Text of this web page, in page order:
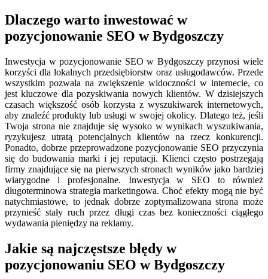
Dlaczego warto inwestować w
pozycjonowanie SEO w Bydgoszczy
Inwestycja w pozycjonowanie SEO w Bydgoszczy przynosi wiele
korzyści dla lokalnych przedsiębiorstw oraz usługodawców. Przede
wszystkim pozwala na zwiększenie widoczności w internecie, co
jest kluczowe dla pozyskiwania nowych klientów. W dzisiejszych
czasach większość osób korzysta z wyszukiwarek internetowych,
aby znaleźć produkty lub usługi w swojej okolicy. Dlatego też, jeśli
Twoja strona nie znajduje się wysoko w wynikach wyszukiwania,
ryzykujesz utratą potencjalnych klientów na rzecz konkurencji.
Ponadto, dobrze przeprowadzone pozycjonowanie SEO przyczynia
się do budowania marki i jej reputacji. Klienci często postrzegają
firmy znajdujące się na pierwszych stronach wyników jako bardziej
wiarygodne i profesjonalne. Inwestycja w SEO to również
długoterminowa strategia marketingowa. Choć efekty mogą nie być
natychmiastowe, to jednak dobrze zoptymalizowana strona może
przynieść stały ruch przez długi czas bez konieczności ciągłego
wydawania pieniędzy na reklamy.
Jakie są najczęstsze błędy w
pozycjonowaniu SEO w Bydgoszczy